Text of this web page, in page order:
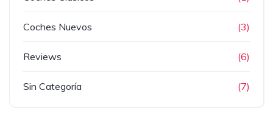
Coches Nuevos (3)
Reviews (6)
Sin Categoría (7)